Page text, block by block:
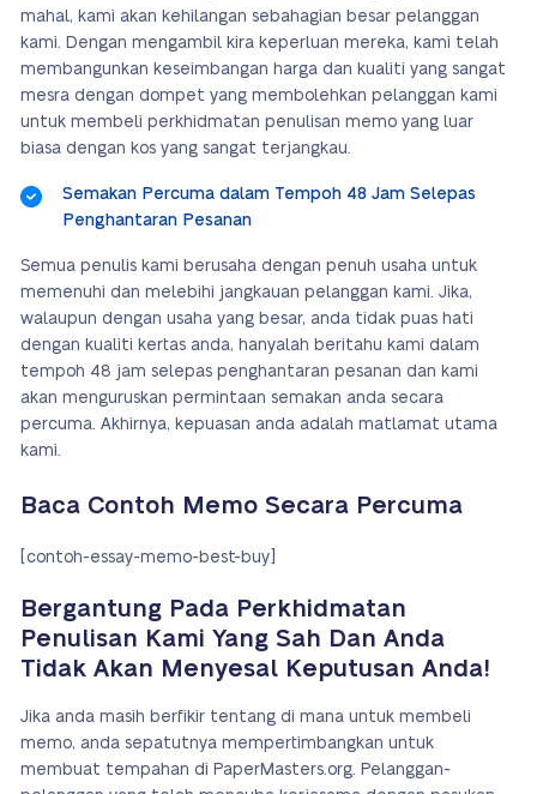
mahal, kami akan kehilangan sebahagian besar pelanggan
kami. Dengan mengambil kira keperluan mereka, kami telah
membangunkan keseimbangan harga dan kualiti yang sangat
mesra dengan dompet yang membolehkan pelanggan kami
untuk membeli perkhidmatan penulisan memo yang luar
biasa dengan kos yang sangat terjangkau.
Semakan Percuma dalam Tempoh 48 Jam Selepas
Penghantaran Pesanan
Semua penulis kami berusaha dengan penuh usaha untuk
memenuhi dan melebihi jangkauan pelanggan kami. Jika,
walaupun dengan usaha yang besar, anda tidak puas hati
dengan kualiti kertas anda, hanyalah beritahu kami dalam
tempoh 48 jam selepas penghantaran pesanan dan kami
akan menguruskan permintaan semakan anda secara
percuma. Akhirnya, kepuasan anda adalah matlamat utama
kami.
Baca Contoh Memo Secara Percuma
[contoh-essay-memo-best-buy]
Bergantung Pada Perkhidmatan
Penulisan Kami Yang Sah Dan Anda
Tidak Akan Menyesal Keputusan Anda!
Jika anda masih berfikir tentang di mana untuk membeli
memo, anda sepatutnya mempertimbangkan untuk
membuat tempahan di PaperMasters.org. Pelanggan-